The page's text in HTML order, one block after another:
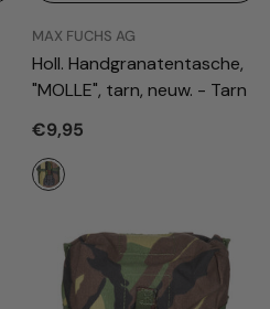
ANBIETER:
MAX FUCHS AG
Holl. Handgranatentasche,
"MOLLE", tarn, neuw. - Tarn
€9,95